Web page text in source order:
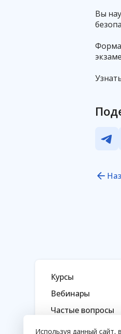
Вы
Курсы
Вебинары
Частые вопросы
Используя данный сайт,